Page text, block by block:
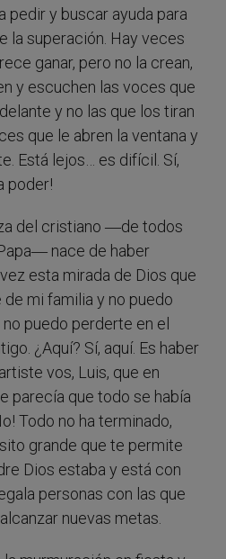
pedir y buscar ayuda para
la superación. Hay veces
ganar, pero no la crean,
y escuchen las voces que
y no las que los tiran
que le abren la ventana y
Está lejos… es difícil. Sí,
poder!
del cristiano ―de todos
nace de haber
esta mirada de Dios que
mi familia y no puedo
puedo perderte en el
¿Aquí? Sí, aquí. Es haber
vos, Luis, que en
parecía que todo se había
Todo no ha terminado,
grande que te permite
Dios estaba y está con
personas con las que
nuevas metas.